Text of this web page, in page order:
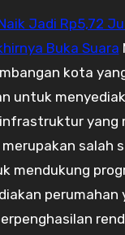
Jadi Rp5,72
Buka Suara
kota
untuk
yang
salah
mendukung
perumahan